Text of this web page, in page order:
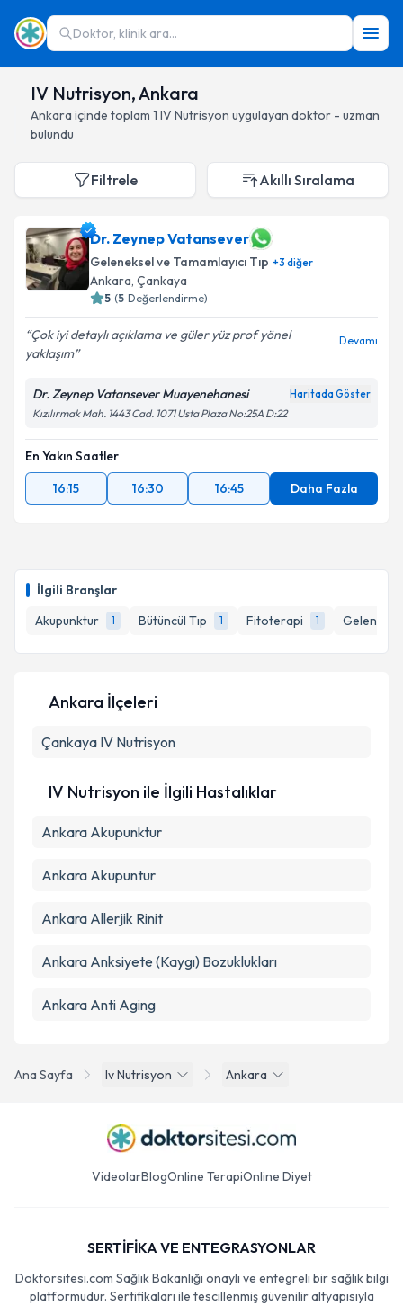
Doktor, klinik ara...
IV Nutrisyon, Ankara
Ankara içinde toplam 1 IV Nutrisyon uygulayan doktor - uzman
bulundu
İlgili Branşlar
Akupunktur
1 Bütüncül Tıp 1 Fitoterapi 1
Filtrele Akıllı Sıralama
Dr. Zeynep Vatansever
Geleneksel ve Tamamlayıcı Tıp +3 diğer
Ankara, Çankaya
5 (5 Değerlendirme)
Çok iyi detaylı açıklama ve güler yüz prof yönel
yaklaşım
Devamı
Dr. Zeynep Vatansever Muayenehanesi Haritada Göster
Kızılırmak Mah. 1443 Cad. 1071 Usta Plaza No:25A D:22
En Yakın Saatler
16:15
16:30 16:45 Daha Fazla
Ana Sayfa Iv Nutrisyon Ankara
Ankara İlçeleri
Çankaya IV Nutrisyon
IV Nutrisyon ile İlgili Hastalıklar
Ankara Akupunktur
Ankara Akupuntur
Ankara Allerjik Rinit
Ankara Anksiyete (Kaygı) Bozuklukları
Ankara Anti Aging
VideolarBlogOnline TerapiOnline Diyet
SERTİFİKA VE ENTEGRASYONLAR
Doktorsitesi.com Sağlık Bakanlığı onaylı ve entegreli bir sağlık bilgi
platformudur. Sertifikaları ile tescillenmiş güvenilir altyapısıyla